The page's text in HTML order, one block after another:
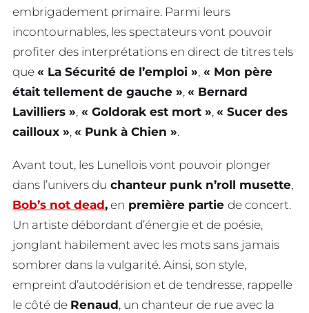
embrigadement primaire. Parmi leurs
incontournables, les spectateurs vont pouvoir
profiter des interprétations en direct de titres tels
que « La Sécurité de l’emploi », « Mon père
était tellement de gauche », « Bernard
Lavilliers », « Goldorak est mort », « Sucer des
cailloux », « Punk à Chien ».
Avant tout, les Lunellois vont pouvoir plonger
dans l’univers du chanteur punk n’roll musette,
Bob’s not dead, en première partie de concert.
Un artiste débordant d’énergie et de poésie,
jonglant habilement avec les mots sans jamais
sombrer dans la vulgarité. Ainsi, son style,
empreint d’autodérision et de tendresse, rappelle
le côté de Renaud, un chanteur de rue avec la